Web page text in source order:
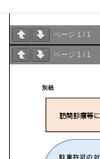
ページ 1 / 1
ページ 1 / 1